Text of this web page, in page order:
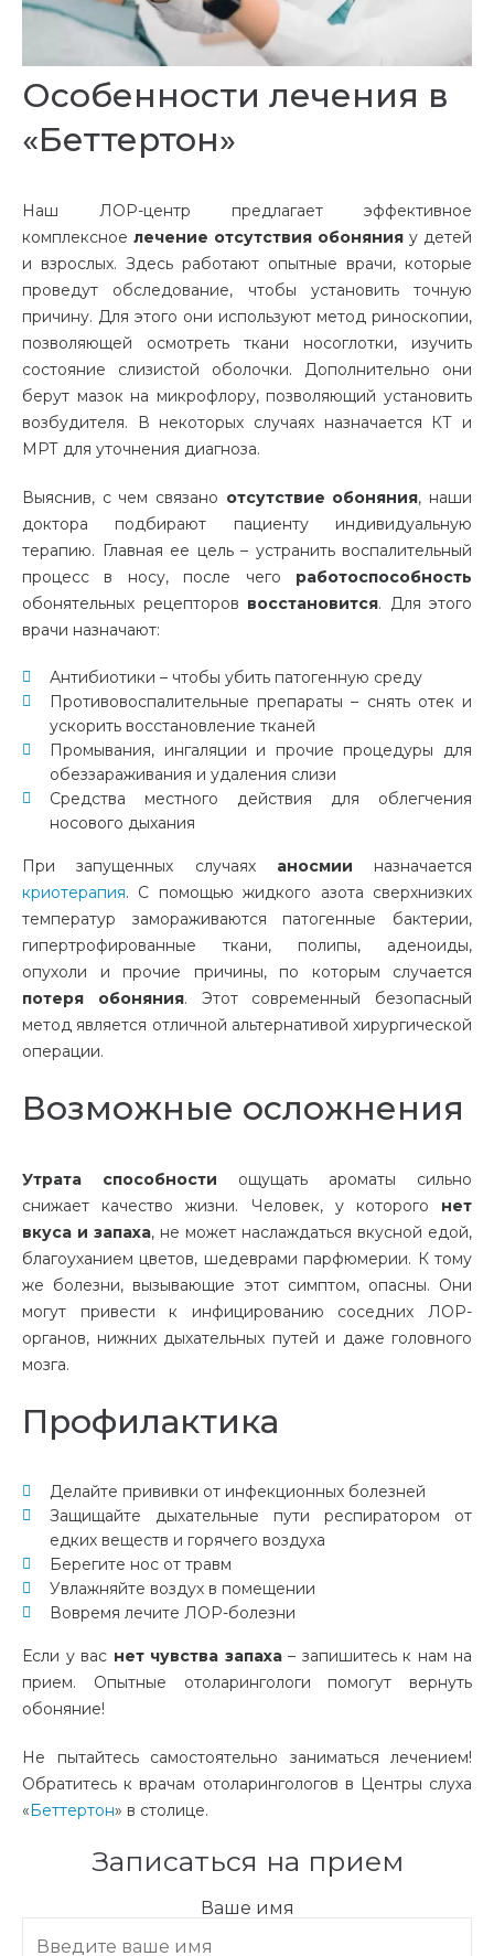
Особенности лечения в
«Беттертон»
Наш ЛОР-центр предлагает эффективное
комплексное лечение отсутствия обоняния у детей
и взрослых. Здесь работают опытные врачи, которые
проведут обследование, чтобы установить точную
причину. Для этого они используют метод риноскопии,
позволяющей осмотреть ткани носоглотки, изучить
состояние слизистой оболочки. Дополнительно они
берут мазок на микрофлору, позволяющий установить
возбудителя. В некоторых случаях назначается КТ и
МРТ для уточнения диагноза.
Выяснив, с чем связано отсутствие обоняния, наши
доктора подбирают пациенту индивидуальную
терапию. Главная ее цель – устранить воспалительный
процесс в носу, после чего работоспособность
обонятельных рецепторов восстановится. Для этого
врачи назначают:
Антибиотики – чтобы убить патогенную среду
Противовоспалительные препараты – снять отек и
ускорить восстановление тканей
Промывания, ингаляции и прочие процедуры для
обеззараживания и удаления слизи
Средства местного действия для облегчения
носового дыхания
При запущенных случаях аносмии назначается
криотерапия. С помощью жидкого азота сверхнизких
температур замораживаются патогенные бактерии,
гипертрофированные ткани, полипы, аденоиды,
опухоли и прочие причины, по которым случается
потеря обоняния. Этот современный безопасный
метод является отличной альтернативой хирургической
операции.
Возможные осложнения
Утрата способности ощущать ароматы сильно
снижает качество жизни. Человек, у которого нет
вкуса и запаха, не может наслаждаться вкусной едой,
благоуханием цветов, шедеврами парфюмерии. К тому
же болезни, вызывающие этот симптом, опасны. Они
могут привести к инфицированию соседних ЛОР-
органов, нижних дыхательных путей и даже головного
мозга.
Профилактика
Делайте прививки от инфекционных болезней
Защищайте дыхательные пути респиратором от
едких веществ и горячего воздуха
Берегите нос от травм
Увлажняйте воздух в помещении
Вовремя лечите ЛОР-болезни
Если у вас нет чувства запаха– запишитесь к нам на
прием. Опытные отоларингологи помогут вернуть
обоняние!
Не пытайтесь самостоятельно заниматься лечением!
Обратитесь к врачам отоларингологов в Центры слуха
« Беттертон» в столице.
Записаться на прием
Ваше имя